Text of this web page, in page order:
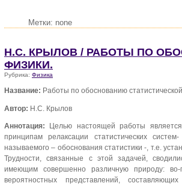
Метки: none
Н.С. КРЫЛОВ / РАБОТЫ ПО
ФИЗИКИ.
Рубрика: Физика
Название: Работы по обоснованию
Автор: Н.С. Крылов
Аннотация: Целью настоящей работы
принципам релаксации статистических
называемого – обоснования статистики -, т.е.
Трудности, связанные с этой задачей,
имеющим совершенно различную природу:
вероятностных представлений,